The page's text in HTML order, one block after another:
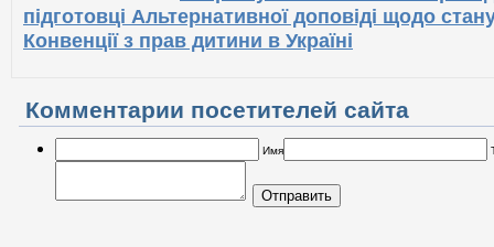
підготовці Альтернативної доповіді щодо
Конвенції з прав дитини в Україні
Комментарии посетителей сайта
Имя
Отправить